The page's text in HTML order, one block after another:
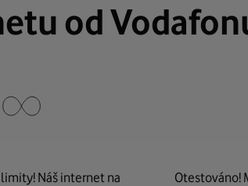
od
Náš internet na
Otestováno!